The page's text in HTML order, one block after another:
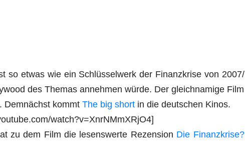
so etwas wie ein Schlüs­sel­werk der Finanz­kri­se von 2007/​
des The­mas anneh­men wür­de. Der gleich­na­mi­ge Film
Dem­nächst kommt The big short in die deut­schen Kinos.
watch?v=XnrNMmXRjO4]
zu dem Film die lesens­wer­te Rezen­si­on Die Finanz­kri­se?